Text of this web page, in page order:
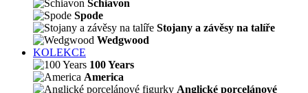
Schiavon
Spode
Stojany a závěsy na talíře
Wedgwood
KOLEKCE
100 Years
America
Anglické porcelánové